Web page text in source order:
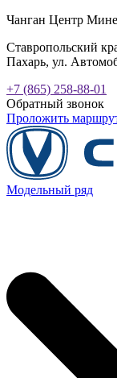
Чанган Центр
Ставропольский
Пахарь, ул.
+7 (865) 258-88-01
Обратный звонок
Проложить
Модельный ряд